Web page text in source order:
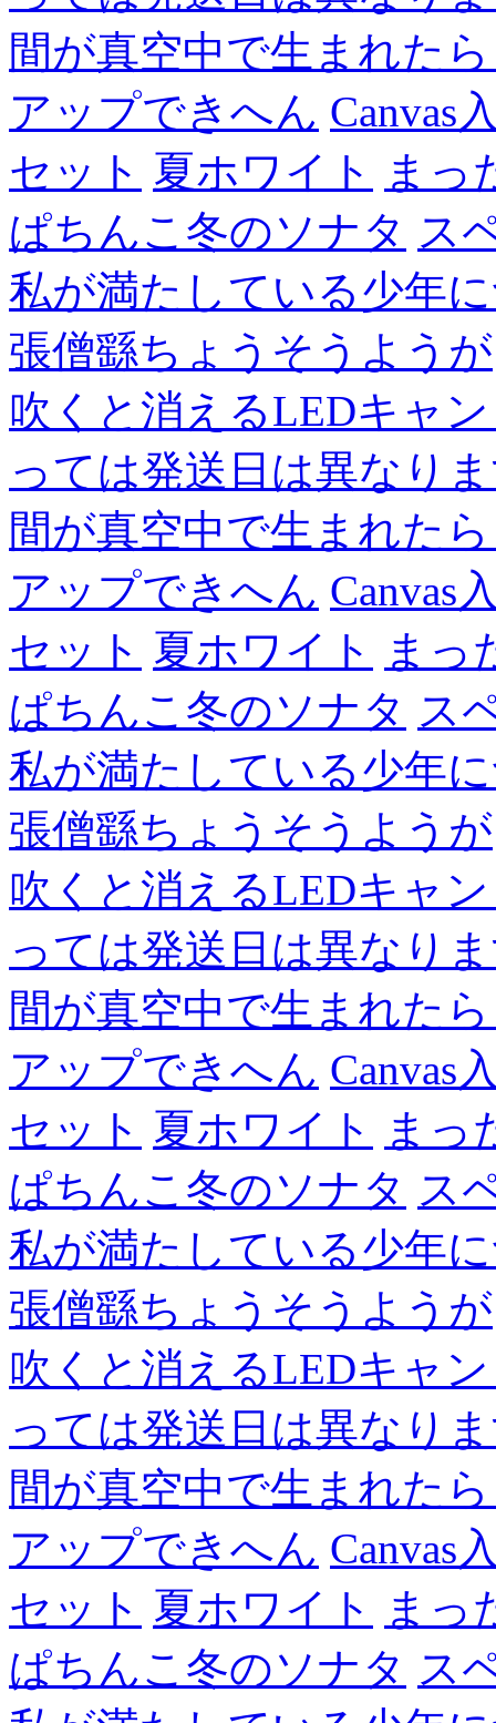
間が真空中で生まれた
アップできへん Canvas
セット 夏ホワイト
まっ
ぱちんこ冬のソナタ ス
私が満たしている少年
張僧繇ちょうそうようが
吹くと消えるLEDキャ
っては発送日は異なり
間が真空中で生まれた
アップできへん Canvas
セット 夏ホワイト
まっ
ぱちんこ冬のソナタ ス
私が満たしている少年
張僧繇ちょうそうようが
吹くと消えるLEDキャ
っては発送日は異なり
間が真空中で生まれた
アップできへん Canvas
セット 夏ホワイト
まっ
ぱちんこ冬のソナタ ス
私が満たしている少年
張僧繇ちょうそうようが
吹くと消えるLEDキャ
っては発送日は異なり
間が真空中で生まれた
アップできへん Canvas
セット 夏ホワイト
まっ
ぱちんこ冬のソナタ ス